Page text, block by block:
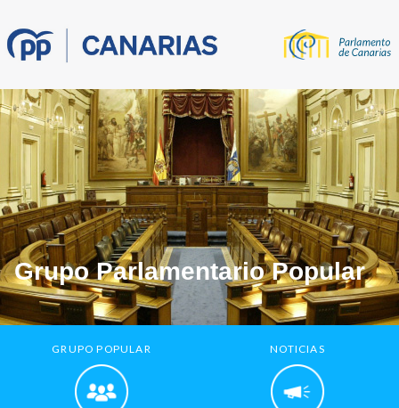
Grupo Parlamentario Popular
GRUPO POPULAR NOTICIAS